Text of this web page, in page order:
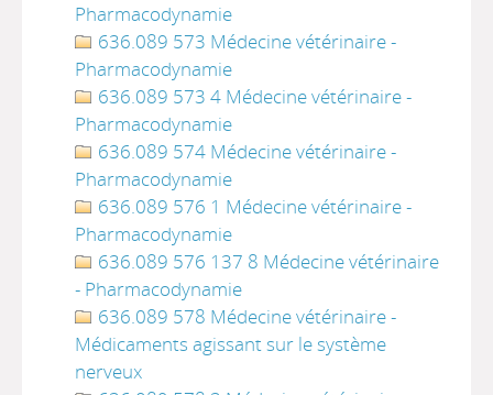
Pharmacodynamie
636.089 573 Médecine vétérinaire -
Pharmacodynamie
636.089 573 4 Médecine vétérinaire -
Pharmacodynamie
636.089 574 Médecine vétérinaire -
Pharmacodynamie
636.089 576 1 Médecine vétérinaire -
Pharmacodynamie
636.089 576 137 8 Médecine vétérinaire
- Pharmacodynamie
636.089 578 Médecine vétérinaire -
Médicaments agissant sur le système
nerveux